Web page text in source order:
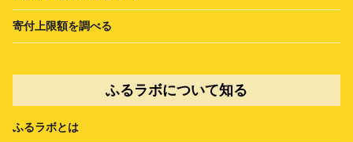
寄付上限額を調べる
ふるラボについて知る
ふるラボとは